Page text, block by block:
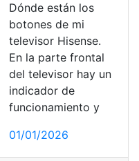
Dónde están los
botones de mi
televisor Hisense.
En la parte frontal
del televisor hay un
indicador de
funcionamiento y
01/01/2026